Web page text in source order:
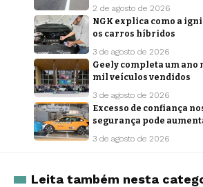
2 de agosto de 2026
NGK explica como a
os carros híbridos
3 de agosto de 2026
Geely completa um ano
mil veículos vendidos
3 de agosto de 2026
Excesso de confiança
segurança pode
3 de agosto de 2026
Leita também nesta